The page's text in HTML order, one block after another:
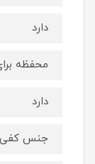
دارد
محفظه
دارد
جنس کفی